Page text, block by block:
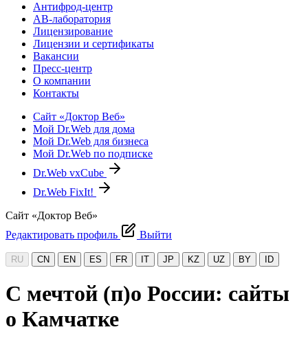
Антифрод-центр
АВ-лаборатория
Лицензирование
Лицензии и сертификаты
Вакансии
Пресс-центр
О компании
Контакты
Сайт «Доктор Веб»
Мой Dr.Web для дома
Мой Dr.Web для бизнеса
Мой Dr.Web по подписке
Dr.Web vxCube
Dr.Web FixIt!
Сайт «Доктор Веб»
Редактировать профиль
Выйти
RU CN EN ES FR IT JP KZ UZ BY ID
С мечтой (п)о России: сайты
о Камчатке